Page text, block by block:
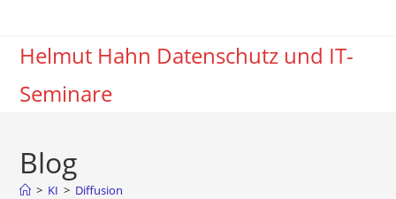
springenHelmut Hahn Datenschutz und IT-
Seminare
Blog
> KI > Diffusion